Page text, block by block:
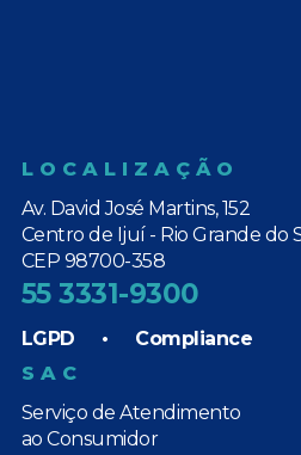
LOCALIZAÇÃO
Av. David José Martins, 152
Centro de Ijuí - Rio Grande do
CEP 98700-358
55 3331-9300
LGPD • Compliance
SAC
Serviço de Atendimento
ao Consumidor